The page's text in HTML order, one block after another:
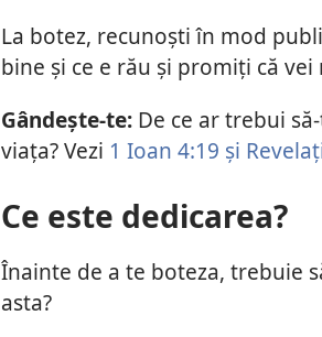
La botez, recunoști în mod
bine și ce e rău și promiți că
Gândește-te: De ce ar trebui
viața? Vezi 1 Ioan 4:19 și
Ce este dedicarea?
Înainte de a te boteza, trebuie
asta?